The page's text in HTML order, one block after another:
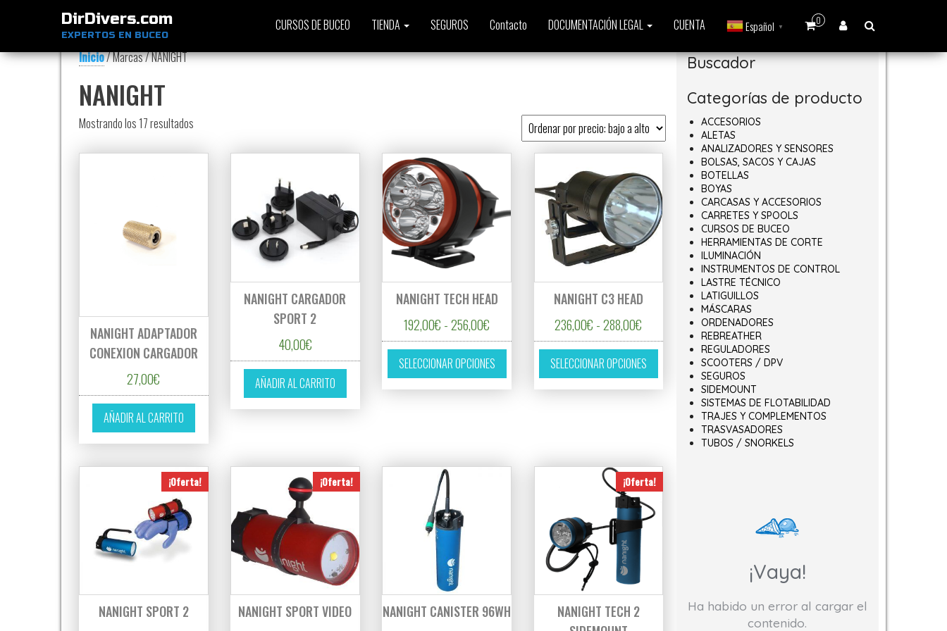
DirDivers.com
EXPERTOS EN BUCEO
0
CURSOS DE BUCEO TIENDA SEGUROS Contacto DOCUMENTACIÓN LEGAL CUENTA Español ▼
Inicio/ Marcas / NANIGHT
NANIGHT
Mostrando los 17 resultados
NANIGHT ADAPTADOR
CONEXION CARGADOR
27,00€
AÑADIR AL CARRITO
NANIGHT CARGADOR
SPORT 2
40,00€
AÑADIR AL CARRITO
NANIGHT TECH HEAD
192,00€ -256,00€ Rango de precios: desde 192,00€ hasta 256,00€
SELECCIONAR OPCIONES
Este producto tiene múltiples variantes. Las opciones se pueden elegir en la página de producto
NANIGHT C3 HEAD
236,00€ - 288,00€ Rango de precios: desde 236,00€ hasta 288,00€
SELECCIONAR OPCIONES
Este producto tiene múltiples variantes. Las opciones se pueden
¡Oferta!
NANIGHT SPORT 2
¡Oferta!
NANIGHT SPORT VIDEO
NANIGHT CANISTER 96WH
¡Oferta!
NANIGHT TECH 2
Buscador
Categorías de producto
ACCESORIOS
ALETAS
ANALIZADORES Y SENSORES
BOLSAS, SACOS Y CAJAS
BOTELLAS
BOYAS
CARCASAS Y ACCESORIOS
CARRETES Y SPOOLS
CURSOS DE BUCEO
HERRAMIENTAS DE CORTE
ILUMINACIÓN
INSTRUMENTOS DE CONTROL
LASTRE TÉCNICO
LATIGUILLOS
MÁSCARAS
ORDENADORES
REBREATHER
REGULADORES
SCOOTERS / DPV
SEGUROS
SIDEMOUNT
SISTEMAS DE FLOTABILIDAD
TRAJES Y COMPLEMENTOS
TRASVASADORES
TUBOS / SNORKELS
¡Vaya!
Ha habido un error al cargar el
contenido.